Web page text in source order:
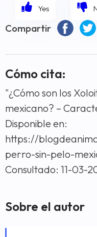
Compartir
Cómo cita:
"¿Cómo son los
mexicano? –
Disponible en:
https://
perro-sin-pelo-
Consultado: 11-03-
Sobre el autor